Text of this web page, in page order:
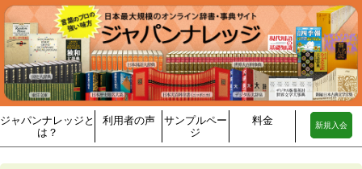
ジャパンナレッジと
は？
利用者の声
サンプルペー
ジ
料金 新規入会